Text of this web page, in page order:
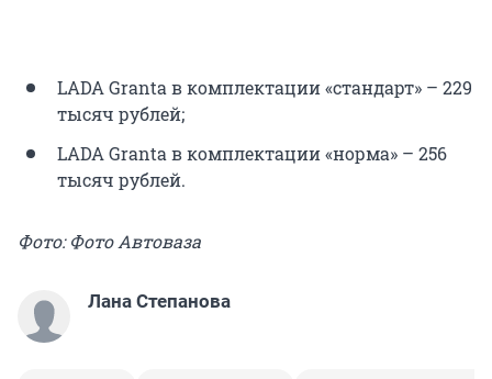
LADA Granta в комплектации «стандарт» – 229
тысяч рублей;
LADA Granta в комплектации «норма» – 256
тысяч рублей.
Фото: Фото Автоваза
Лана Степанова